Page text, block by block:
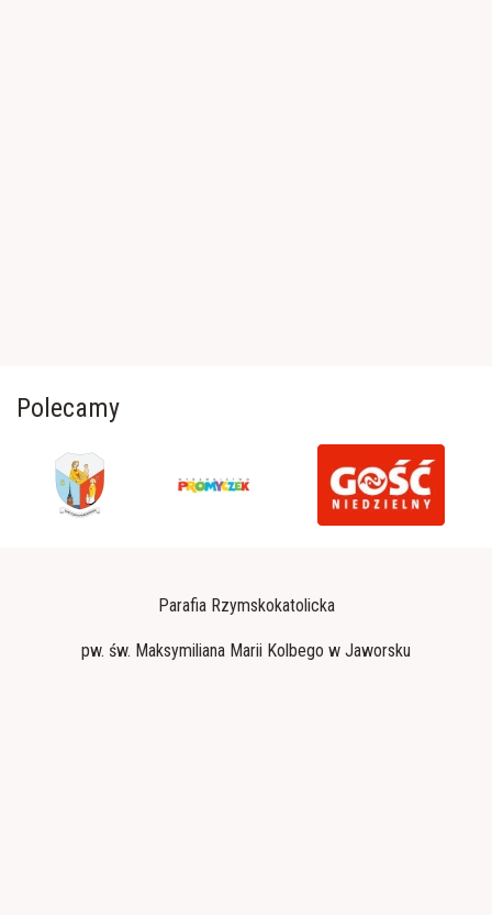
Polecamy
Parafia Rzymskokatolicka
pw. św. Maksymiliana Marii Kolbego w Jaworsku